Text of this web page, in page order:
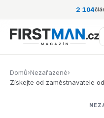
2 104
Domů›Nezařazené›
Získejte od zaměstnavatele